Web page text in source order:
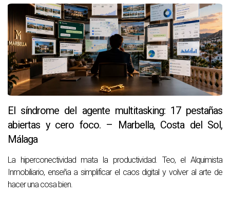
El síndrome del agente multitasking: 17 pestañas
abiertas y cero foco. – Marbella, Costa del Sol,
Málaga
La hiperconectividad mata la productividad. Teo, el Alquimista
Inmobiliario, enseña a simplificar el caos digital y volver al arte de
hacer una cosa bien.